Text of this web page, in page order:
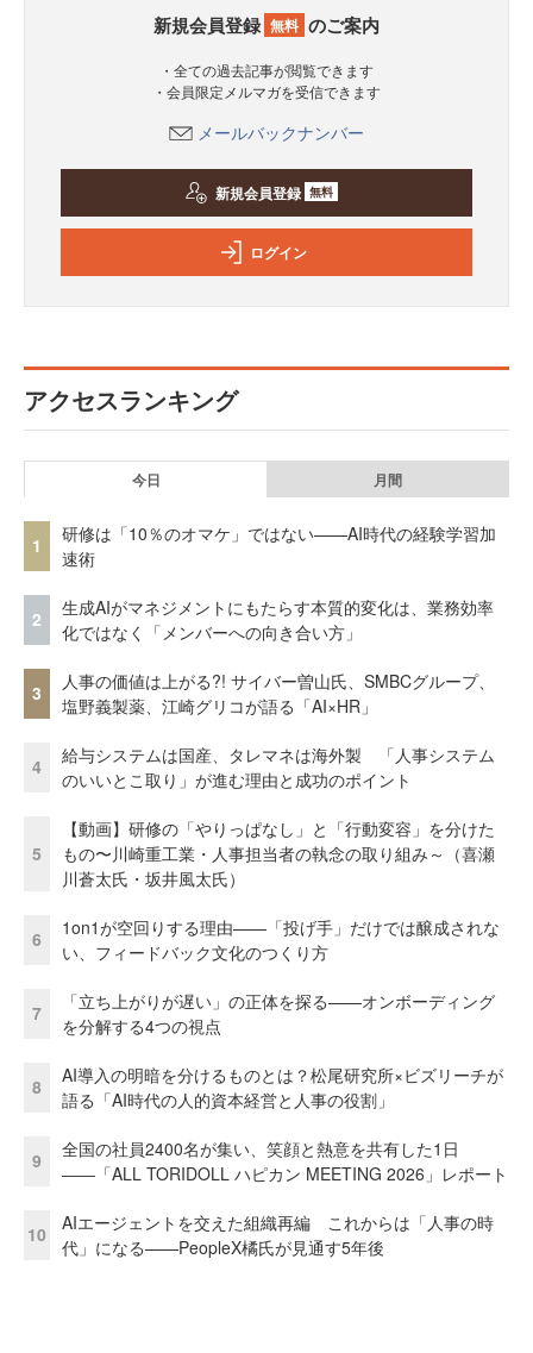
新規会員登録 無料 のご案内
・全ての過去記事が閲覧できます
・会員限定メルマガを受信できます
メールバックナンバー
新規会員登録 無料
ログイン
アクセスランキング
今日 月間
1
研修は「10％のオマケ」ではない——AI時代の経験学習加
速術
2
生成AIがマネジメントにもたらす本質的変化は、業務効率
化ではなく「メンバーへの向き合い方」
3
人事の価値は上がる?! サイバー曽山氏、SMBCグループ、
塩野義製薬、江崎グリコが語る「AI×HR」
4
給与システムは国産、タレマネは海外製 「人事システム
のいいとこ取り」が進む理由と成功のポイント
5
【動画】研修の「やりっぱなし」と「行動変容」を分けた
もの〜川崎重工業・人事担当者の執念の取り組み～（喜瀬
川蒼太氏・坂井風太氏）
6
1on1が空回りする理由——「投げ手」だけでは醸成されな
い、フィードバック文化のつくり方
7
「立ち上がりが遅い」の正体を探る——オンボーディング
を分解する4つの視点
8
AI導入の明暗を分けるものとは？松尾研究所×ビズリーチが
語る「AI時代の人的資本経営と人事の役割」
9
全国の社員2400名が集い、笑顔と熱意を共有した1日
――「ALL TORIDOLL ハピカン MEETING 2026」レポート
10
AIエージェントを交えた組織再編 これからは「人事の時
代」になる——PeopleX橘氏が見通す5年後